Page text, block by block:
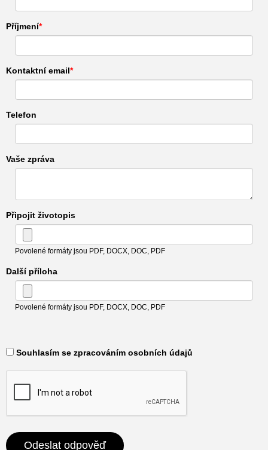
Příjmení
Kontaktní email
Telefon
Vaše zpráva
Připojit životopis
Povolené formáty jsou PDF, DOCX, DOC, PDF
Další příloha
Povolené formáty jsou PDF, DOCX, DOC, PDF
​ Souhlasím se zpracováním osobních údajů